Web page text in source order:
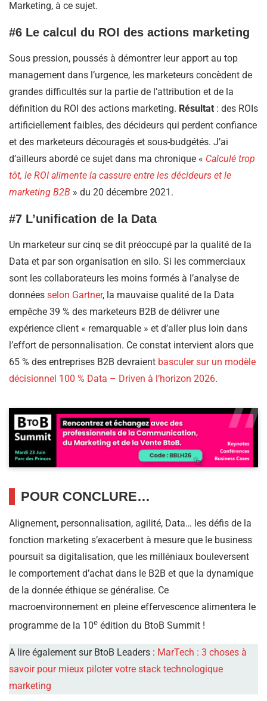
Marketing, à ce sujet.
#6 Le calcul du ROI des actions marketing
Sous pression, poussés à démontrer leur apport au top
management dans l’urgence, les marketeurs concèdent de
grandes difficultés sur la partie de l’attribution et de la
définition du ROI des actions marketing. Résultat : des ROIs
artificiellement faibles, des décideurs qui perdent confiance
et des marketeurs découragés et sous-budgétés. J’ai
d’ailleurs abordé ce sujet dans ma chronique « Calculé trop
tôt, le ROI alimente la cassure entre les décideurs et le
marketing B2B » du 20 décembre 2021.
#7 L’unification de la Data
Un marketeur sur cinq se dit préoccupé par la qualité de la
Data et par son organisation en silo. Si les commerciaux
sont les collaborateurs les moins formés à l’analyse de
données selon Gartner, la mauvaise qualité de la Data
empêche 39 % des marketeurs B2B de délivrer une
expérience client « remarquable » et d’aller plus loin dans
l’effort de personnalisation. Ce constat intervient alors que
65 % des entreprises B2B devraient basculer sur un modèle
décisionnel 100 % Data – Driven à l’horizon 2026.
POUR CONCLURE…
Alignement, personnalisation, agilité, Data… les défis de la
fonction marketing s’exacerbent à mesure que le business
poursuit sa digitalisation, que les milléniaux bouleversent
le comportement d’achat dans le B2B et que la dynamique
de la donnée éthique se généralise. Ce
macroenvironnement en pleine effervescence alimentera le
programme de la 10e édition du BtoB Summit !
A lire également sur BtoB Leaders : MarTech : 3 choses à
savoir pour mieux piloter votre stack technologique
marketing